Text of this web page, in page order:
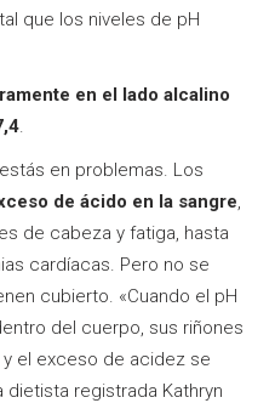
que los niveles de pH
en el lado alcalino
.
en problemas. Los
de ácido en la sangre,
de cabeza y fatiga, hasta
cardíacas. Pero no se
cubierto. «Cuando el pH
del cuerpo, sus riñones
el exceso de acidez se
dietista registrada Kathryn